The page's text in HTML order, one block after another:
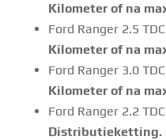
Kilometer of na
Ford Ranger 2.5
Kilometer of na
Ford Ranger 3.0
Kilometer of na
Ford Ranger 2.2
Distributieketting.